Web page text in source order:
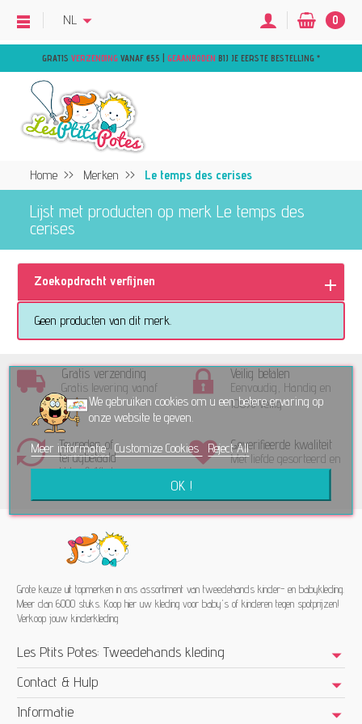
GRATIS VERZENDING VANAF €55 | GEAANBODEN BIJ JE EERSTE BESTELLING *
NL 0
Home Merken Le temps des cerises
Lijst met producten op merk Le temps des
cerises
Zoekopdracht verfijnen
Geen producten van dit merk.
Gratis verzending
Gratis levering vanaf
55€
Veilig betalen
Eenvoudig, Handig en
100% Veilig
Tevreden of
terugbetaald
U heeft 14 dagen
Geverifieerde kwaliteit
Met liefde gesorteerd en
Grote keuze uit topmerken in ons assortiment van tweedehands kinder- en babykleding.
Meer dan 6000 stuks. Koop hier uw kleding voor baby's of kinderen tegen spotprijzen!
Verkoop jouw kinderkleding
Les Ptits Potes: Tweedehands kleding
Contact & Hulp
Informatie
We gebruiken cookies om u een betere ervaring op
onze website te geven.
Meer informatie Customize Cookies Reject All
OK !